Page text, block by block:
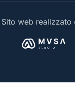
Sito web realizzato